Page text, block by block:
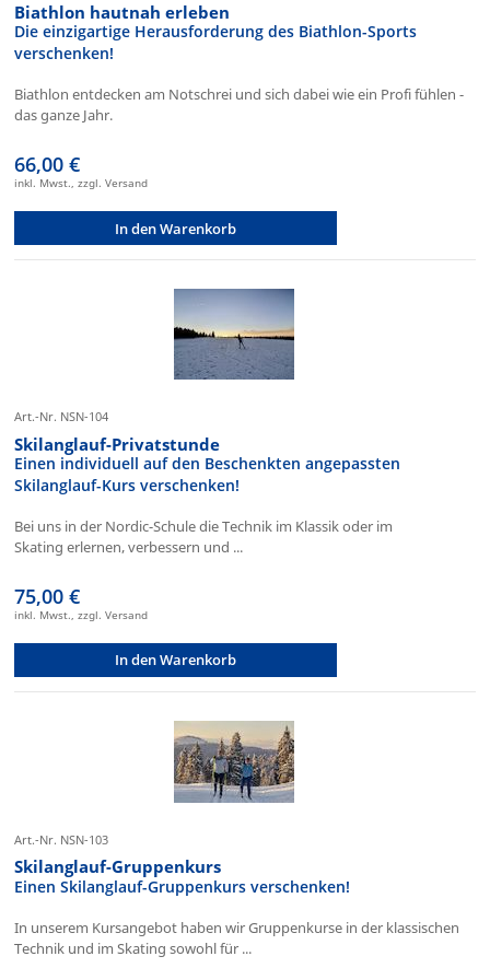
Biathlon hautnah erleben
Die einzigartige Herausforderung des Biathlon-Sports
verschenken!
Biathlon entdecken am Notschrei und sich dabei wie ein Profi fühlen -
das ganze Jahr.
66,00 €
inkl. Mwst., zzgl. Versand
In den Warenkorb
Art.-Nr. NSN-104
Skilanglauf-Privatstunde
Einen individuell auf den Beschenkten angepassten
Skilanglauf-Kurs verschenken!
Bei uns in der Nordic-Schule die Technik im Klassik oder im
Skating erlernen, verbessern und ...
75,00 €
inkl. Mwst., zzgl. Versand
In den Warenkorb
Art.-Nr. NSN-103
Skilanglauf-Gruppenkurs
Einen Skilanglauf-Gruppenkurs verschenken!
In unserem Kursangebot haben wir Gruppenkurse in der klassischen
Technik und im Skating sowohl für ...